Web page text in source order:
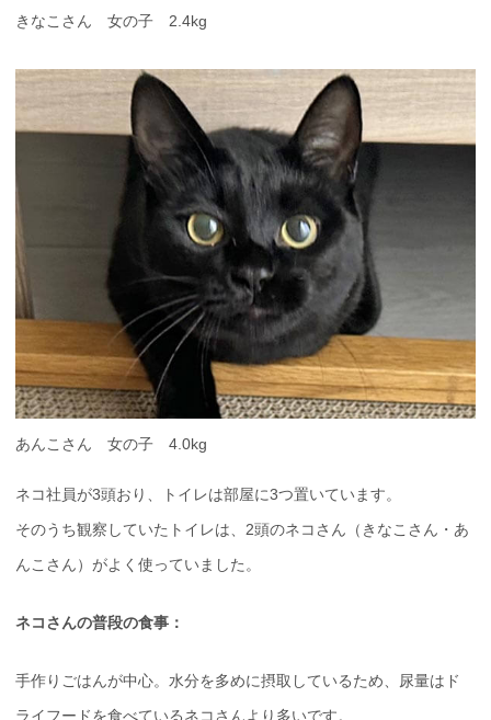
きなこさん 女の子 2.4kg
あんこさん 女の子 4.0kg
ネコ社員が3頭おり、トイレは部屋に3つ置いています。
そのうち観察していたトイレは、2頭のネコさん（きなこさん・あ
んこさん）がよく使っていました。
ネコさんの普段の食事：
手作りごはんが中心。水分を多めに摂取しているため、尿量はド
ライフードを食べているネコさんより多いです。